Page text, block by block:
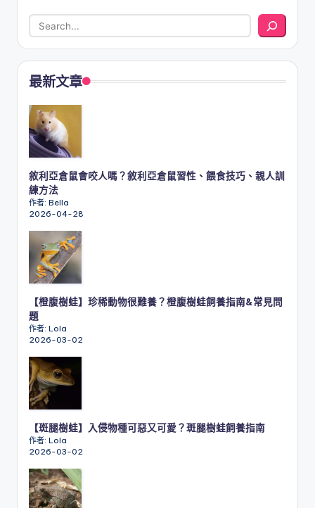
最新文章
敘利亞倉鼠會咬人嗎？敘利亞倉鼠習性、餵食技巧、親人訓
練方法
作者: Bella
2026-04-28
【橙腹樹蛙】珍稀動物很難養？橙腹樹蛙飼養指南&常見問
題
作者: Lola
2026-03-02
【斑腿樹蛙】入侵物種可惡又可愛？斑腿樹蛙飼養指南
作者: Lola
2026-03-02